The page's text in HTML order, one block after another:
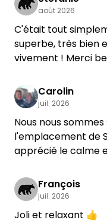
août 2026
C'était tout
superbe, très bien
vivement ! Merci
Carolin
juil. 2026
Nous nous
l'emplacement de
apprécié le calme
précises, nous
difficulté dès notre
plaisir !
François
juil. 2026
Joli et relaxant 👍